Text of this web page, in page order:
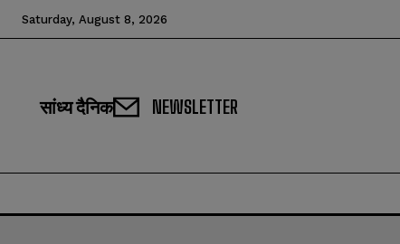
Saturday, August 8, 2026
सांध्य दैनिक NEWSLETTER